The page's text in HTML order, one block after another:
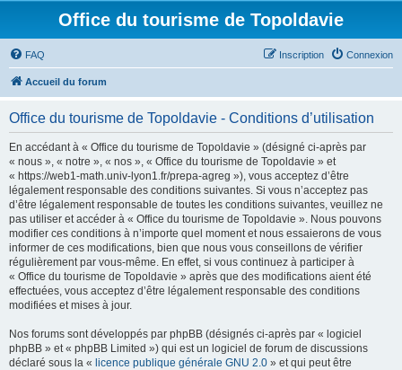
Office du tourisme de Topoldavie
FAQ Connexion
Inscription
Accueil du forum
Office du tourisme de Topoldavie - Conditions d’utilisation
En accédant à « Office du tourisme de Topoldavie » (désigné ci-après par
« nous », « notre », « nos », « Office du tourisme de Topoldavie » et
« https://web1-math.univ-lyon1.fr/prepa-agreg »), vous acceptez d’être
légalement responsable des conditions suivantes. Si vous n’acceptez pas
d’être légalement responsable de toutes les conditions suivantes, veuillez ne
pas utiliser et accéder à « Office du tourisme de Topoldavie ». Nous pouvons
modifier ces conditions à n’importe quel moment et nous essaierons de vous
informer de ces modifications, bien que nous vous conseillons de vérifier
régulièrement par vous-même. En effet, si vous continuez à participer à
« Office du tourisme de Topoldavie » après que des modifications aient été
effectuées, vous acceptez d’être légalement responsable des conditions
modifiées et mises à jour.
Nos forums sont développés par phpBB (désignés ci-après par « logiciel
phpBB » et « phpBB Limited ») qui est un logiciel de forum de discussions
déclaré sous la « licence publique générale GNU 2.0 » et qui peut être